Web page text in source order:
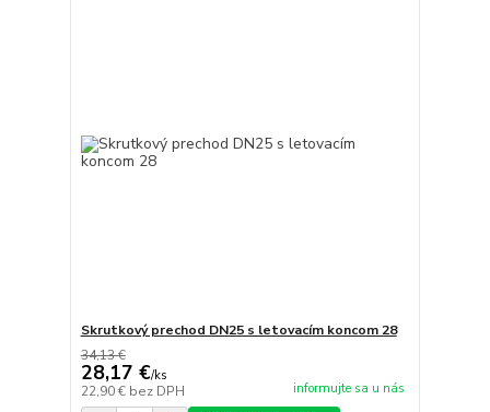
Skrutkový prechod DN25 s letovacím koncom 28
34,13 €
28,17 €/ks
22,90 € bez DPH informujte sa u nás